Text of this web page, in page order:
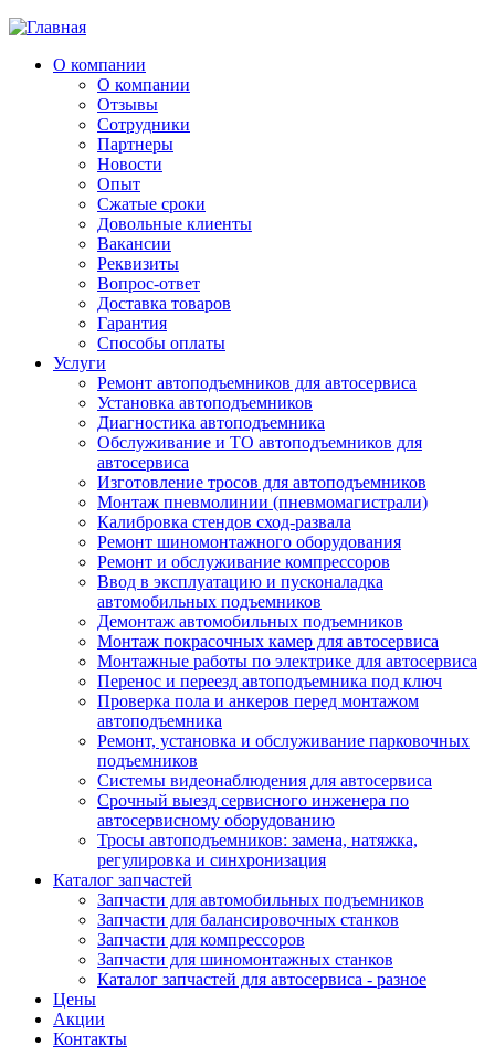
О компании
О компании
Отзывы
Сотрудники
Партнеры
Новости
Опыт
Сжатые сроки
Довольные клиенты
Вакансии
Реквизиты
Вопрос-ответ
Доставка товаров
Гарантия
Способы оплаты
Услуги
Ремонт автоподъемников для автосервиса
Установка автоподъемников
Диагностика автоподъемника
Обслуживание и ТО автоподъемников для
автосервиса
Изготовление тросов для автоподъемников
Монтаж пневмолинии (пневмомагистрали)
Калибровка стендов сход-развала
Ремонт шиномонтажного оборудования
Ремонт и обслуживание компрессоров
Ввод в эксплуатацию и пусконаладка
автомобильных подъемников
Демонтаж автомобильных подъемников
Монтаж покрасочных камер для автосервиса
Монтажные работы по электрике для автосервиса
Перенос и переезд автоподъемника под ключ
Проверка пола и анкеров перед монтажом
автоподъемника
Ремонт, установка и обслуживание парковочных
подъемников
Системы видеонаблюдения для автосервиса
Срочный выезд сервисного инженера по
автосервисному оборудованию
Тросы автоподъемников: замена, натяжка,
регулировка и синхронизация
Каталог запчастей
Запчасти для автомобильных подъемников
Запчасти для балансировочных станков
Запчасти для компрессоров
Запчасти для шиномонтажных станков
Каталог запчастей для автосервиса - разное
Цены
Акции
Контакты